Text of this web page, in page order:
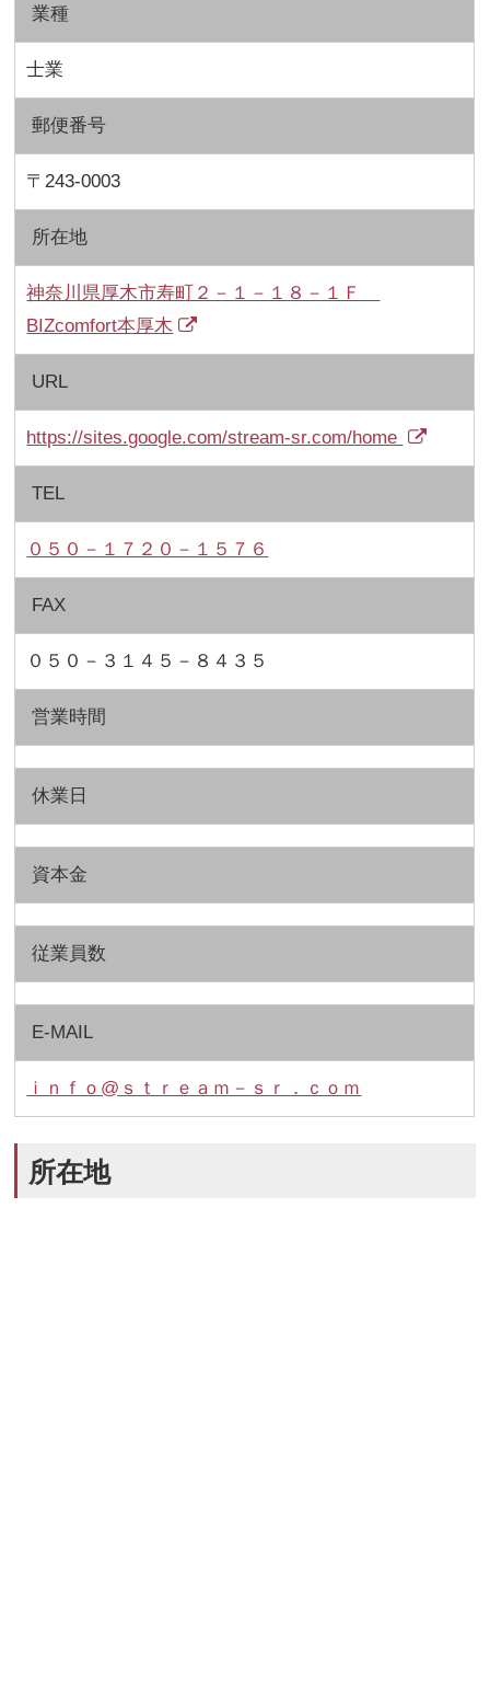
業種
士業
郵便番号
〒243-0003
所在地
神奈川県厚木市寿町２－１－１８－１Ｆ
BIZcomfort本厚木
URL
https://sites.google.com/stream-sr.com/home
TEL
０５０－１７２０－１５７６
FAX
０５０－３１４５－８４３５
営業時間
休業日
資本金
従業員数
E-MAIL
ｉｎｆｏ@ｓｔｒｅａｍ－ｓｒ．ｃｏｍ
所在地